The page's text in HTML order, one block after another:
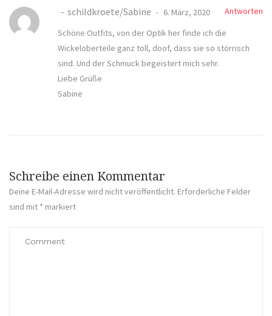
schildkroete/Sabine 6. März, 2020
Antworten
Schöne Outfits, von der Optik her finde ich die
Wickeloberteile ganz toll, doof, dass sie so störrisch
sind. Und der Schmuck begeistert mich sehr.
Liebe Grüße
Sabine
Schreibe einen Kommentar
Deine E-Mail-Adresse wird nicht veröffentlicht. Erforderliche Felder
sind mit * markiert